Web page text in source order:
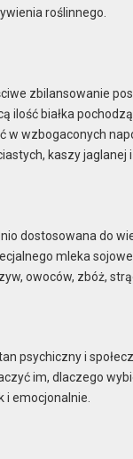
roślinnego.
zbilansowanie
ilość białka
wzbogaconych
kaszy jaglanej
dostosowana do
mleka
owoców, zbóż,
psychiczny i
im, dlaczego
i emocjonalnie.